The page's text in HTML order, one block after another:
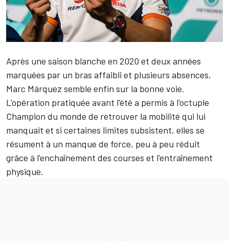
Après une saison blanche en 2020 et deux années
marquées par un bras affaibli et plusieurs absences,
Marc Márquez semble enfin sur la bonne voie.
L'opération pratiquée avant l'été a permis à l'octuple
Champion du monde de retrouver la mobilité qui lui
manquait et si certaines limites subsistent, elles se
résument à un manque de force, peu à peu réduit
grâce à l'enchaînement des courses et l'entraînement
physique.